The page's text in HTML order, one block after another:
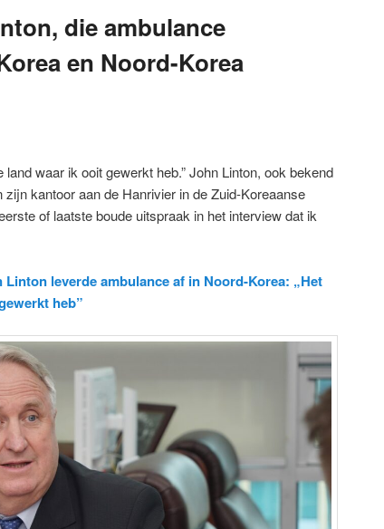
die ambulance
en Noord-Korea
waar ik ooit gewerkt heb.” John Linton, ook bekend
zijn kantoor aan de Hanrivier in de Zuid-Koreaanse
of laatste boude uitspraak in het interview dat ik
Linton leverde ambulance af in Noord-Korea: „Het
heb”